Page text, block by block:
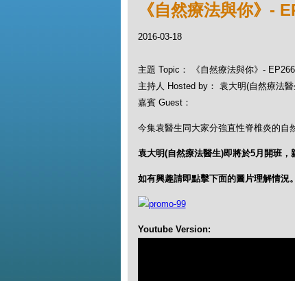
《自然療法與你》-
2016-03-18
主題 Topic： 《自然療法與你》-
主持人 Hosted by： 袁大明(自然療法
嘉賓 Guest：
今集袁醫生同大家分強直性脊椎炎的自
袁大明(自然療法醫生)即將於5月開班，
如有興趣請即點擊下面的圖片理解情況。
Youtube Version: